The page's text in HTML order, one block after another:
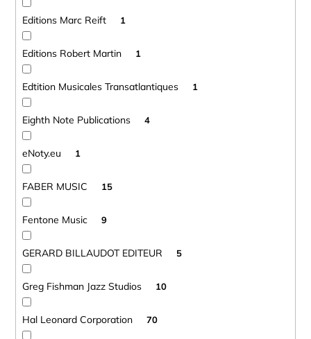
Editions Marc Reift 1
Editions Robert Martin 1
Edtition Musicales Transatlantiques 1
Eighth Note Publications 4
eNoty.eu 1
FABER MUSIC 15
Fentone Music 9
GERARD BILLAUDOT EDITEUR 5
Greg Fishman Jazz Studios 10
Hal Leonard Corporation 70